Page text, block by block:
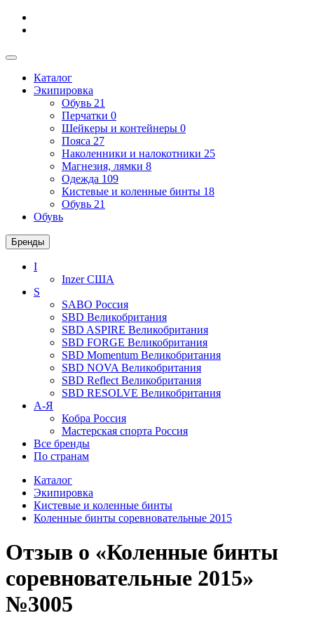
Каталог
Экипировка
Обувь 21
Перчатки 0
Шейкеры и контейнеры 0
Пояса 27
Наколенники и налокотники 25
Магнезия, лямки 8
Одежда 109
Кистевые и коленные бинты 18
Обувь 21
Обувь
Бренды
I
InzerСША
S
SABO Россия
SBD Великобритания
SBD ASPIRE Великобритания
SBD FORGE Великобритания
SBD Momentum Великобритания
SBD NOVA Великобритания
SBD Reflect Великобритания
SBD RESOLVE Великобритания
А-Я
Кобра Россия
Мастерская спорта Россия
Все бренды
По странам
Каталог
Экипировка
Кистевые и коленные бинты
Коленные бинты соревновательные 2015
Отзыв о «Коленные бинты
соревновательные 2015»
№3005